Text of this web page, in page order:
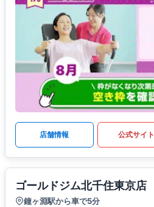
店舗情報 公式サイト
ゴールドジム北千住東京店
鐘ヶ淵駅から車で5分